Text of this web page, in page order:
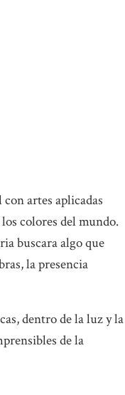
artes aplicadas
colores del mundo.
buscara algo que
la presencia
dentro de la luz y la
de la